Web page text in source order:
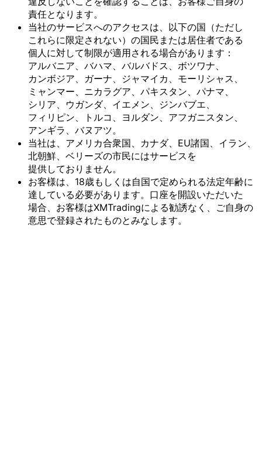
責任と なります。
当社のサービスへのアクセスは、 以下の国 （ただし
これらに限定されない）の国民または居住者である
個人に対して制限が適用される場合があります：
アルバニア、 バハマ、 バルバドス、 ボツワナ、
カンボジア、 ガーナ、 ジャマイカ、 モーリシャス、
ミャンマー、 ニカラグア、 パキスタン、 パナマ、
シリア、 ウガンダ、 イエメン、 ジンバブエ、
フィリピン、
トルコ、 ヨルダン、 アフガニスタン、
アンギラ、 バヌアツ。
当社は、 アメリカ合衆国、 カナダ、 EU諸国、 イラン、
北朝鮮、 ベリーズの市民にはサービスを
提供しておりません。
お客様は、 18歳も しくは自国で定められる法定年齢に
達している必要があります。 口座を開設いただいた
場合、 お客様はXMTradingによる勧誘なく、 ご自身の
意思で登録された ものとみなします。